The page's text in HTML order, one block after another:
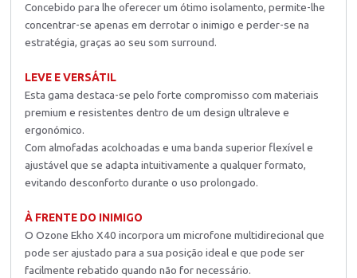
Concebido para lhe oferecer um ótimo isolamento, permite-lhe
concentrar-se apenas em derrotar o inimigo e perder-se na
estratégia, graças ao seu som surround.
LEVE E VERSÁTIL
Esta gama destaca-se pelo forte compromisso com materiais
premium e resistentes dentro de um design ultraleve e
ergonómico.
Com almofadas acolchoadas e uma banda superior flexível e
ajustável que se adapta intuitivamente a qualquer formato,
evitando desconforto durante o uso prolongado.
À FRENTE DO INIMIGO
O Ozone Ekho X40 incorpora um microfone multidirecional que
pode ser ajustado para a sua posição ideal e que pode ser
facilmente rebatido quando não for necessário.